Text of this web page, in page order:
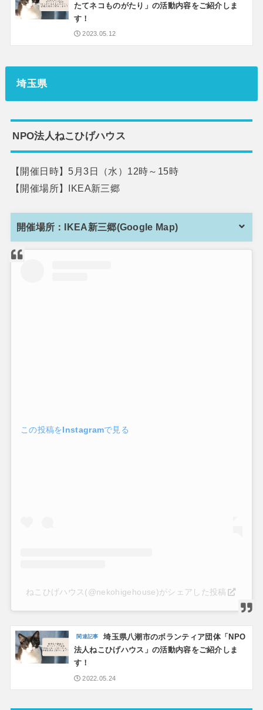
たてネコものがたり」の活動内容をご紹介しま
す！
2023.05.12
埼玉県
NPO法人ねこひげハウス
【開催日時】5月3日（水）12時～15時
【開催場所】IKEA新三郷
開催場所：IKEA新三郷(Google Map)
この投稿をInstagramで見る
ねこひげハウス(@nekohigehouse)がシェアした投稿
埼玉県八潮市のボランティア団体「NPO
法人ねこひげハウス」の活動内容をご紹介しま
す！
2022.05.24